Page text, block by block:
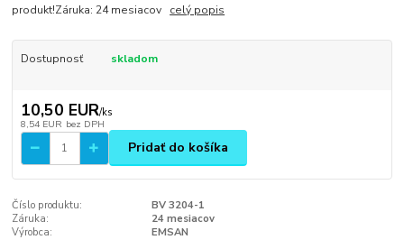
produkt!Záruka: 24 mesiacov celý popis
Dostupnosť skladom
10,50 EUR/ks
8,54 EUR bez DPH
Pridať do košíka
Číslo produktu:
BV 3204-1
Záruka:
24 mesiacov
Výrobca:
EMSAN